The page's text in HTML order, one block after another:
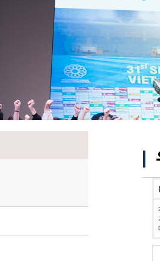
학교 CI
교직원현황
학생현황
위치/전화
전경사진